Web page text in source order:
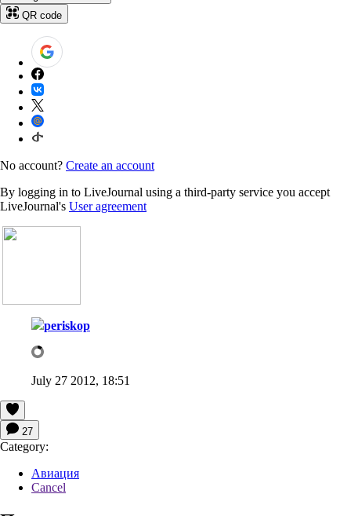
QR code
No account? Create an account
By logging in to LiveJournal using a third-party service you accept
LiveJournal's User agreement
periskop
July 27 2012, 18:51
27
Category:
Авиация
Cancel